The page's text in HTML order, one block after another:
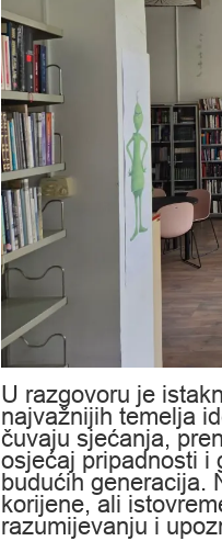
U razgovoru je
najvažnijih temelja
čuvaju sjećanja,
osjećaj pripadnosti i
budućih generacija.
korijene, ali
razumijevanju i